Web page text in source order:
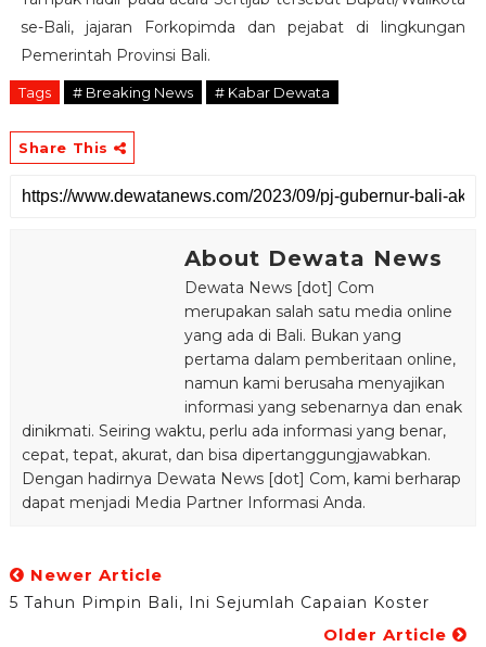
se-Bali, jajaran Forkopimda dan pejabat di lingkungan
Pemerintah Provinsi Bali.
Tags # Breaking News # Kabar Dewata
Share This
About Dewata News
Dewata News [dot] Com
merupakan salah satu media online
yang ada di Bali. Bukan yang
pertama dalam pemberitaan online,
namun kami berusaha menyajikan
informasi yang sebenarnya dan enak
dinikmati. Seiring waktu, perlu ada informasi yang benar,
cepat, tepat, akurat, dan bisa dipertanggungjawabkan.
Dengan hadirnya Dewata News [dot] Com, kami berharap
dapat menjadi Media Partner Informasi Anda.
Newer Article
5 Tahun Pimpin Bali, Ini Sejumlah Capaian Koster
Older Article